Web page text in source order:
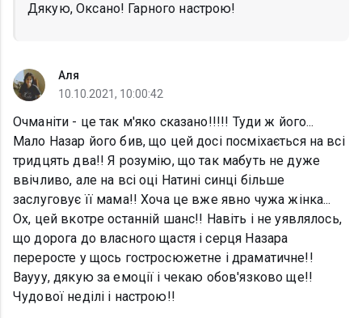
Дякую, Оксано! Гарного настрою!
Аля
10.10.2021, 10:00:42
Очманіти - це так м'яко сказано!!!!! Туди ж його...
Мало Назар його бив, що цей досі посміхається на всі
тридцять два!! Я розумію, що так мабуть не дуже
ввічливо, але на всі оці Натині синці більше
заслуговує її мама!! Хоча це вже явно чужа жінка...
Ох, цей вкотре останній шанс!! Навіть і не уявлялось,
що дорога до власного щастя і серця Назара
переросте у щось гостросюжетне і драматичне!!
Ваууу, дякую за емоції і чекаю обов'язково ще!!
Чудової неділі і настрою!!